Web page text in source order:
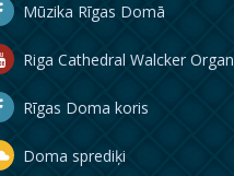
Mūzika Rīgas Domā
Riga Cathedral Walcker Organ
Rīgas Doma koris
Doma sprediķi